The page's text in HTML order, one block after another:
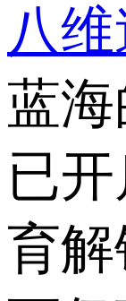
八
蓝
已
育